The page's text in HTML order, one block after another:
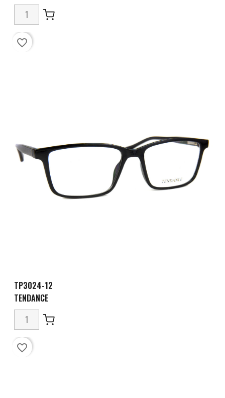
favorite_border
TP3024-12
TENDANCE
favorite_border